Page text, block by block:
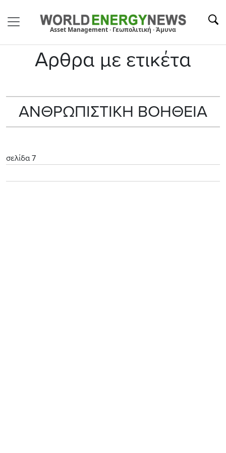
Asset Management · Γεωπολιτική · Άμυνα
Αρθρα με ετικέτα
ΑΝΘΡΩΠΙΣΤΙΚΗ ΒΟΗΘΕΙΑ
σελίδα 7